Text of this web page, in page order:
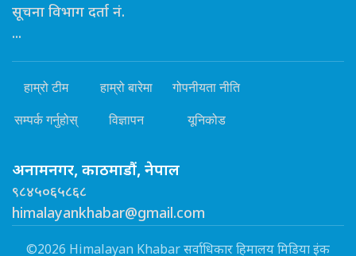
सूचना विभाग दर्ता नं.
...
हाम्रो टीम हाम्रो बारेमा गोपनीयता नीति
सम्पर्क गर्नुहोस् विज्ञापन यूनिकोड
अनामनगर, काठमाडौं, नेपाल
९८४५०६५८६८
himalayankhabar@gmail.com
©2026 Himalayan Khabar सर्वाधिकार हिमालय मिडिया इंक